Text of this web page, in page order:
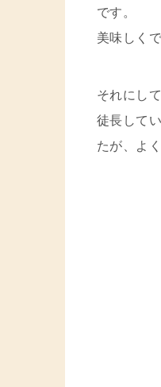
です。
美味しく
それにし
徒長して
たが、よ